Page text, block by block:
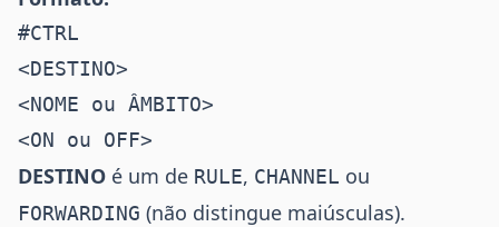
#CTRL
<DESTINO>
<NOME ou ÂMBITO>
DESTINO é um de RULE, CHANNEL ou
FORWARDING (não distingue maiúsculas).